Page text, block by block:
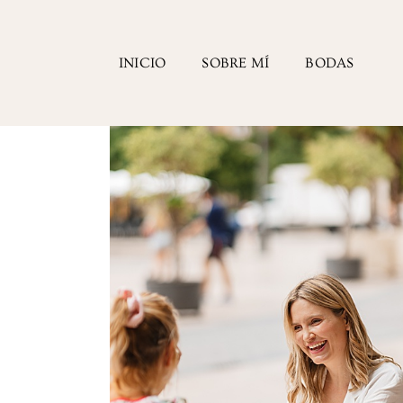
INICIO SOBRE MÍ BODAS